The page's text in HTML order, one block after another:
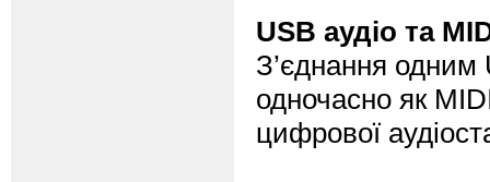
USB аудіо та
З’єднання одним
одночасно як
цифрової